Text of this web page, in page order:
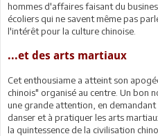
hommes d'affaires faisant du
écoliers qui ne savent même pas
l'intérêt pour la culture chinoise.
...et des arts martiaux
Cet enthousiame a atteint son
chinois" organisé au centre. Un bon
une grande attention, en
danser et à pratiquer les arts
la quintessence de la civilisation